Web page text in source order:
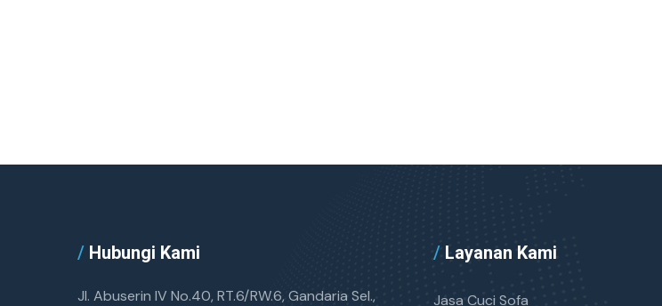
/ Hubungi Kami
Jl. Abuserin IV No.40, RT.6/RW.6, Gandaria Sel.,
/Layanan Kami
Jasa Cuci Sofa